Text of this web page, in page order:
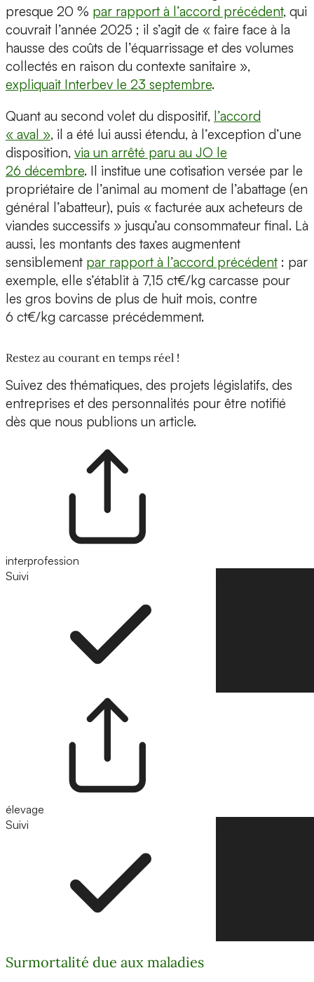
presque 20 % par rapport à l’accord précédent, qui
couvrait l’année 2025 ; il s’agit de « faire face à la
hausse des coûts de l’équarrissage et des volumes
collectés en raison du contexte sanitaire »,
expliquait Interbev le 23 septembre.
Quant au second volet du dispositif, l’accord
« aval », il a été lui aussi étendu, à l’exception d’une
disposition, via un arrêté paru au JO le
26 décembre. Il institue une cotisation versée par le
propriétaire de l’animal au moment de l’abattage (en
général l’abatteur), puis « facturée aux acheteurs de
viandes successifs » jusqu’au consommateur final. Là
aussi, les montants des taxes augmentent
sensiblement par rapport à l’accord précédent : par
exemple, elle s’établit à 7,15 ct€/kg carcasse pour
les gros bovins de plus de huit mois, contre
6 ct€/kg carcasse précédemment.
Restez au courant en temps réel !
Suivez des thématiques, des projets législatifs, des
entreprises et des personnalités pour être notifié
dès que nous publions un article.
interprofession
Suivi
élevage
Suivi
Surmortalité due aux maladies